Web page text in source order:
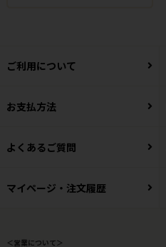
ご利用について
お支払方法
よくあるご質問
マイページ・注文履歴
＜営業について＞